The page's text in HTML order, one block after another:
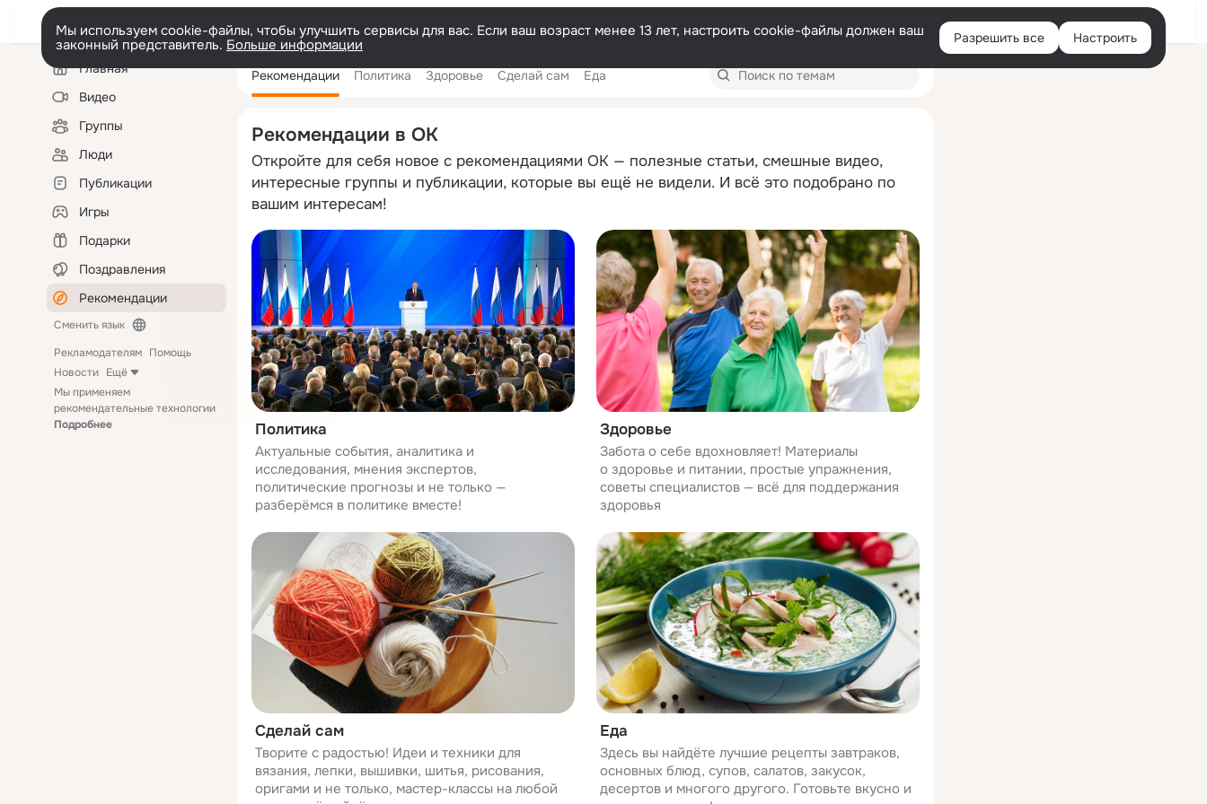
Русский Войти
Мы используем cookie-файлы, чтобы улучшить сервисы для вас. Если ваш возраст менее 13 лет, настроить cookie-файлы должен ваш
законный представитель. Больше информации Разрешить все Настроить
Левая
колонкаГлавная
Видео
Группы
Люди
Публикации
Игры
Подарки
Поздравления
Рекомендации
Сменить язык
Рекламодателям Помощь
Новости Ещё
Мы применяем
рекомендательные технологии
Подробнее
Поиск
Рекомендации Политика Здоровье Сделай сам Еда
Рекомендации в ОК
Откройте для себя новое с рекомендациями ОК — полезные статьи, смешные видео,
интересные группы и публикации, которые вы ещё не видели. И всё это подобрано по
вашим интересам!
Политика
Актуальные события, аналитика и
исследования, мнения экспертов,
политические прогнозы и не только —
разберёмся в политике вместе!
Здоровье
Забота о себе вдохновляет! Материалы
о здоровье и питании, простые упражнения,
советы специалистов — всё для поддержания
здоровья
Сделай сам
Творите с радостью! Идеи и техники для
вязания, лепки, вышивки, шитья, рисования,
оригами и не только, мастер-классы на любой
Еда
Здесь вы найдёте лучшие рецепты завтраков,
основных блюд, супов, салатов, закусок,
десертов и многого другого. Готовьте вкусно и